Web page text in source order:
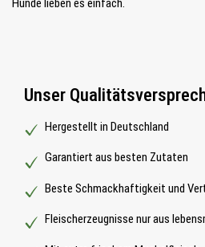
Hunde lieben es einfach.
Unser
Hergestellt in Deutschland
Garantiert aus besten Zutaten
Beste Schmackhaftigkeit und
Fleischerzeugnisse nur aus